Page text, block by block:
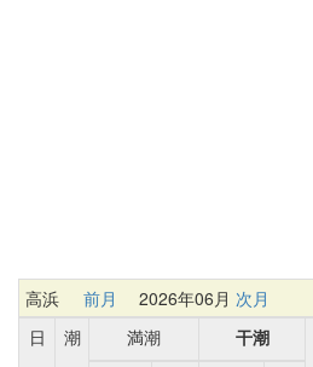
高浜 前月 2026年06月 次月
日
潮 満潮 干潮